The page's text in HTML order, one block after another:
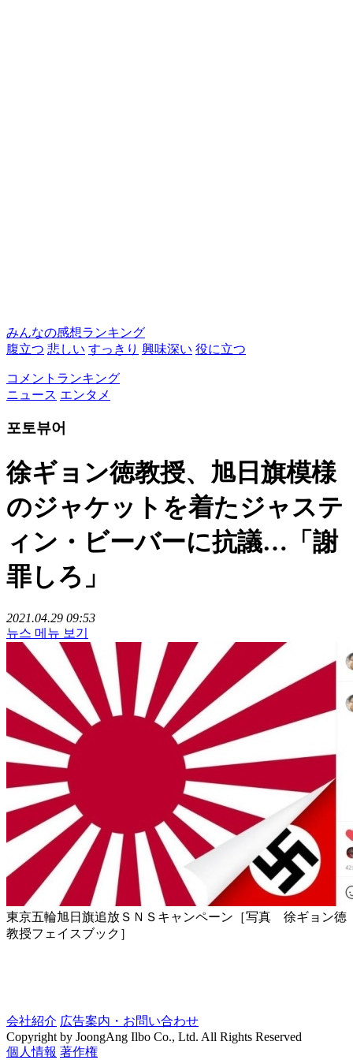
みんなの感想ランキング
腹立つ 悲しい すっきり 興味深い 役に立つ
コメントランキング
ニュース エンタメ
포토뷰어
徐ギョン徳教授、旭日旗模様
のジャケットを着たジャステ
ィン・ビーバーに抗議…「謝
罪しろ」
2021.04.29 09:53
뉴스 메뉴 보기
東京五輪旭日旗追放ＳＮＳキャンペーン［写真 徐ギョン徳
教授フェイスブック］
会社紹介 広告案内・お問い合わせ
Copyright by JoongAng Ilbo Co., Ltd. All Rights Reserved
個人情報 著作権